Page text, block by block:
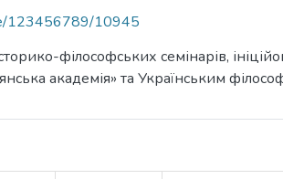
123456789/10945
філософських семінарів,
академія» та Українським